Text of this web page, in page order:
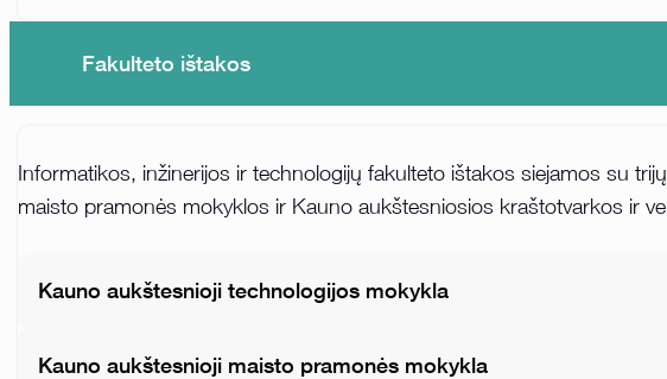
Fakulteto ištakos
Informatikos, inžinerijos ir technologijų fakulteto ištakos siejamos su
maisto pramonės mokyklos ir Kauno aukštesniosios kraštotvarkos ir
Kauno aukštesnioji technologijos mokykla
Kauno aukštesnioji maisto pramonės mokykla